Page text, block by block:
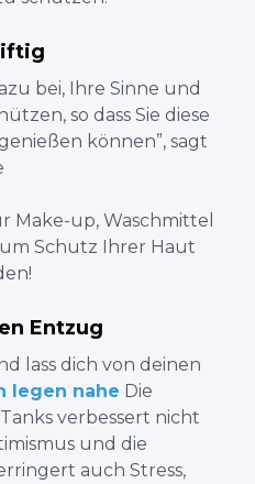
bei, Ihre Sinne und
so dass Sie diese
können”, sagt
Make-up, Waschmittel
Schutz Ihrer Haut
Entzug
lass dich von deinen
legen nahe Die
verbessert nicht
und die
auch Stress,